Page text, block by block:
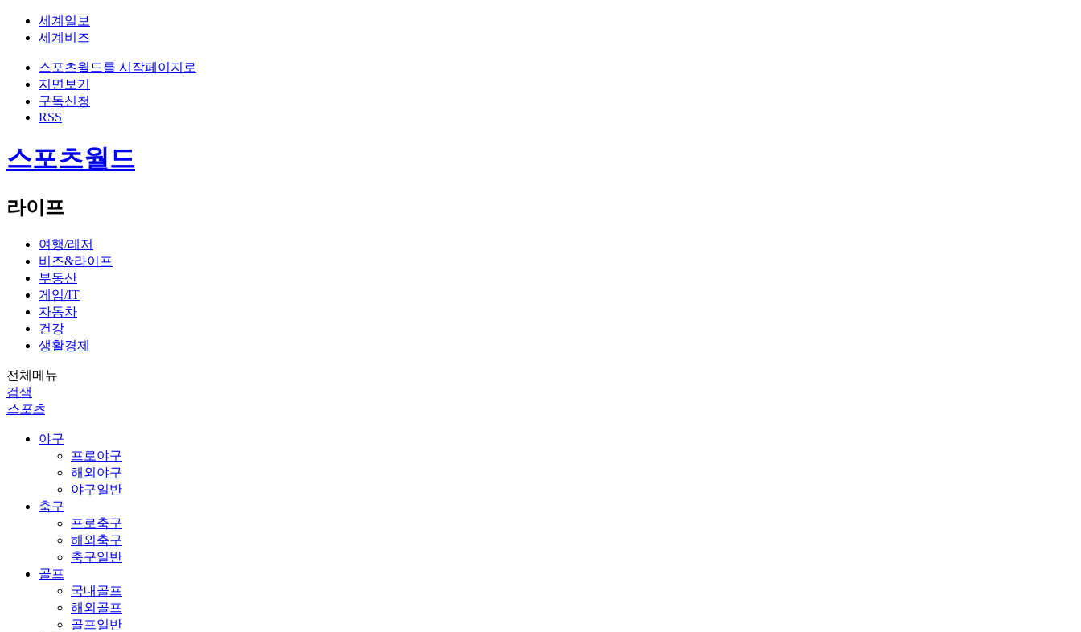
세계일보
세계비즈
스포츠월드를 시작페이지로
지면보기
구독신청
RSS
스포츠월드
라이프
여행/레저
비즈&라이프
부동산
게임/IT
자동차
건강
생활경제
전체메뉴
검색
스포츠
야구
프로야구
해외야구
야구일반
축구
프로축구
해외축구
축구일반
골프
국내골프
해외골프
골프일반